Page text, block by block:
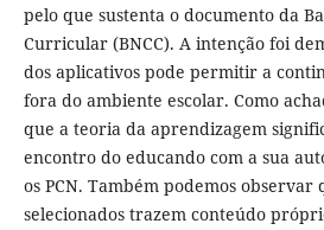
pelo que sustenta o documento da
Curricular (BNCC). A intenção foi
dos aplicativos pode permitir a
fora do ambiente escolar. Como
que a teoria da aprendizagem
encontro do educando com a sua
os PCN. Também podemos observar
selecionados trazem conteúdo